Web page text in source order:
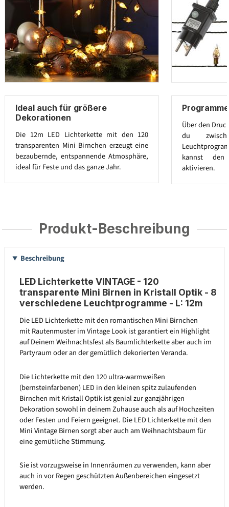
Ideal auch für größere
Dekorationen
Die 12m LED Lichterkette mit den 120
transparenten Mini Birnchen erzeugt eine
bezaubernde, entspannende Atmosphäre,
ideal für Feste und das ganze Jahr.
Über den
du
kannst
aktivieren.
Produkt-Beschreibung
Beschreibung
LED Lichterkette VINTAGE - 120
transparente Mini Birnen in Kristall Optik - 8
verschiedene Leuchtprogramme - L: 12m
Die LED Lichterkette mit den romantischen Mini Birnchen
mit Rautenmuster im Vintage Look ist garantiert ein Highlight
auf Deinem Weihnachtsfest als Baumlichterkette aber auch im
Partyraum oder an der gemütlich dekorierten Veranda.
Die Lichterkette mit den 120 ultra-warmweißen
(bernsteinfarbenen) LED in den kleinen spitz zulaufenden
Birnchen mit Kristall Optik ist genial zur ganzjährigen
Dekoration sowohl in deinem Zuhause auch als auf Hochzeiten
oder Festen und Feiern geeignet. Die LED Lichterkette mit den
Mini Vintage Birnen sorgt aber auch am Weihnachtsbaum für
eine gemütliche Stimmung.
Sie ist vorzugsweise in Innenräumen zu verwenden, kann aber
auch in vor Regen geschützten Außenbereichen eingesetzt
werden.